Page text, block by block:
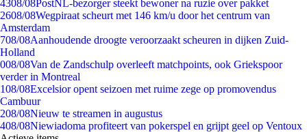
4308/08PostNL-bezorger steekt bewoner na ruzie over pakket
2608/08Wegpiraat scheurt met 146 km/u door het centrum van
Amsterdam
708/08Aanhoudende droogte veroorzaakt scheuren in dijken Zuid-
Holland
008/08Van de Zandschulp overleeft matchpoints, ook Griekspoor
verder in Montreal
108/08Excelsior opent seizoen met ruime zege op promovendus
Cambuur
208/08Nieuw te streamen in augustus
408/08Niewiadoma profiteert van pokerspel en grijpt geel op Ventoux